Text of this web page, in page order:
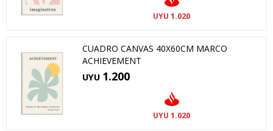
UYU 1.020
CUADRO CANVAS 40X60CM MARCO
ACHIEVEMENT
UYU 1.200
UYU 1.020